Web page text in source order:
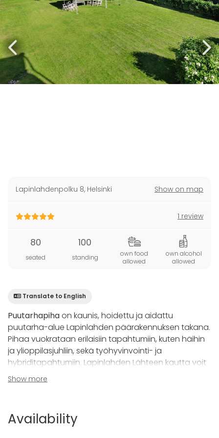
Lapinlahdenpolku 8, Helsinki Show on map
1 review
80
seated
100
standing
own food
allowed
own alcohol
allowed
Translate to English
Puutarhapihaon kaunis, hoidettu ja aidattu
puutarha-alue Lapinlahden päärakennuksen takana.
Pihaa vuokrataan erilaisiin tapahtumiin, kuten häihin
ja ylioppilasjuhliin, sekä työhyvinvointi- ja
hybriditapahtumiin. Lapinlahden Lähteen kautta voit
lisäksi tilata telttoja, pöytiä, tuoleja ja tekniikkaa
tapahtumaasi!
joogaohjauksia, elämyspalveluita ja opastettuja
Show more
Availability